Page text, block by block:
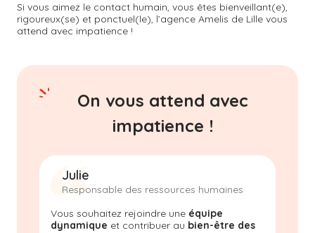
Si vous aimez le contact humain, vous êtes bienveillant(e),
rigoureux(se) et ponctuel(le), l’agence Amelis de Lille vous
attend avec impatience !
On vous attend avec
impatience !
Julie
Responsable des ressources humaines
Vous souhaitez rejoindre une équipe
dynamique et contribuer au bien-être des